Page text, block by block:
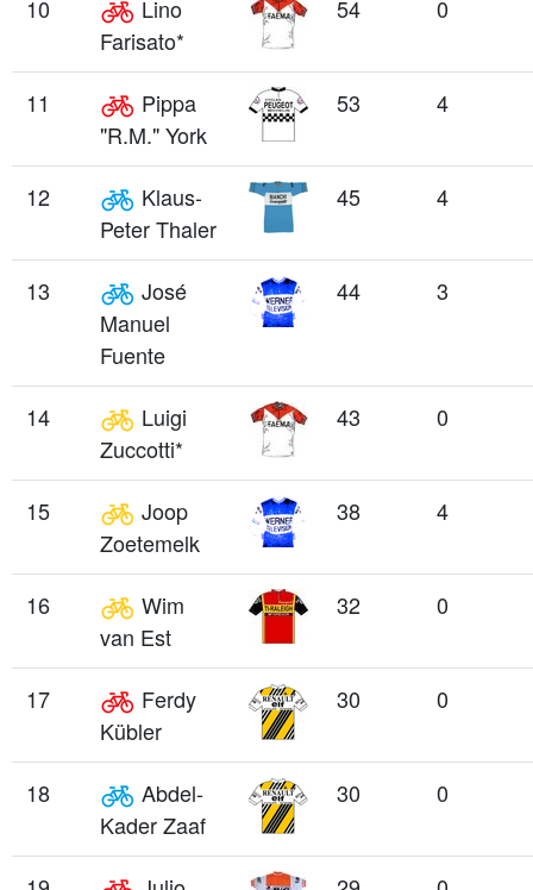
10
Lino
Farisato*
54 0
11
Pippa
"R.M." York
53 4
12
Klaus-
Peter Thaler
45 4
13
José
Manuel
Fuente
44 3
14
Luigi
Zuccotti*
43 0
15
Joop
Zoetemelk
38 4
16
Wim
van Est
32 0
17
Ferdy
Kübler
30 0
18
Abdel-
Kader Zaaf
30 0